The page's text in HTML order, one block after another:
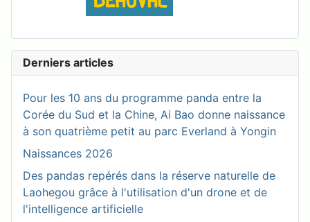
Derniers articles
Pour les 10 ans du programme panda entre la
Corée du Sud et la Chine, Ai Bao donne naissance
à son quatrième petit au parc Everland à Yongin
Naissances 2026
Des pandas repérés dans la réserve naturelle de
Laohegou grâce à l'utilisation d'un drone et de
l'intelligence artificielle